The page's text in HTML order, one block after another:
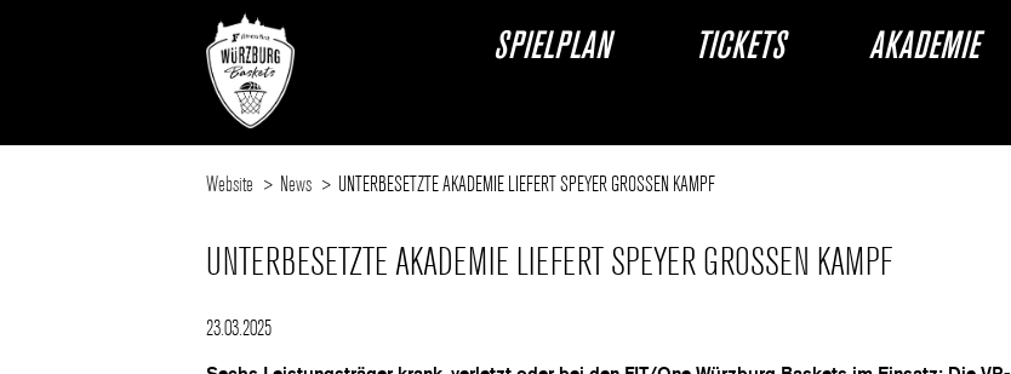
SPIELPLAN TICKETS AKADEMIE
Website News UNTERBESETZTE AKADEMIE LIEFERT SPEYER GROSSEN KAMPF
UNTERBESETZTE AKADEMIE LIEFERT SPEYER GROSSEN KAMPF
23.03.2025